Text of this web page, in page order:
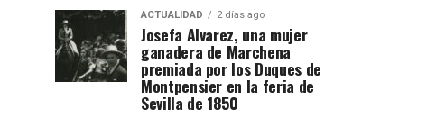
ACTUALIDAD 2 días ago
Josefa Alvarez, una mujer
ganadera de Marchena
premiada por los Duques de
Montpensier en la feria de
Sevilla de 1850